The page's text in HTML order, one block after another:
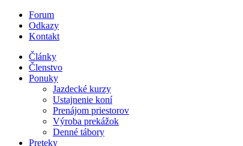
Forum
Odkazy
Kontakt
Články
Členstvo
Ponuky
Jazdecké kurzy
Ustajnenie koní
Prenájom priestorov
Výroba prekážok
Denné tábory
Preteky